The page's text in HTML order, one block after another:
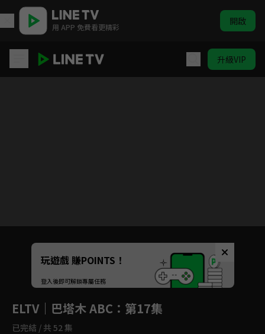
用 APP 免費看更精彩 開啟
升級VIP
Unmute
如有不便請見諒
玩遊戲 賺POINTS！
登入後即可解鎖專屬任務
ELTV｜巴塔木 ABC ：第17集
已完結 / 共 52 集